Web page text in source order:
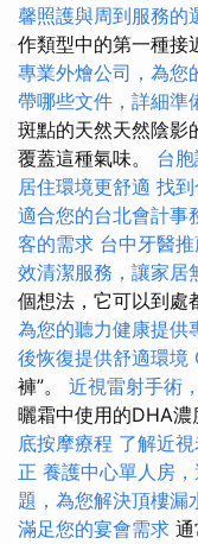
馨照護與周到服務的
作類型中的第一種接
專業外燴公司，為您
帶哪些文件，詳細準
斑點的天然天然陰影
覆蓋這種氣味。 台
居住環境更舒適 找
適合您的台北會計事
客的需求 台中牙醫
效清潔服務，讓家居
個想法，它可以到處
為您的聽力健康提供
後恢復提供舒適環境
褲”。 近視雷射手術
曬霜中使用的DHA濃
底按摩療程 了解近
正 養護中心單人房
題，為您解決頂樓漏
滿足您的宴會需求